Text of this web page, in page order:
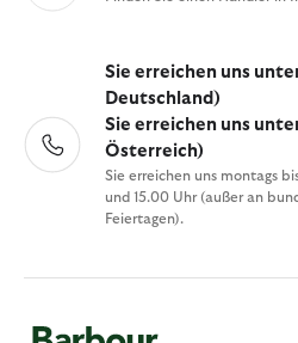
Sie erreichen uns
Deutschland)
Sie erreichen uns
Österreich)
Sie erreichen uns montags
und 15.00 Uhr (außer an
Feiertagen).